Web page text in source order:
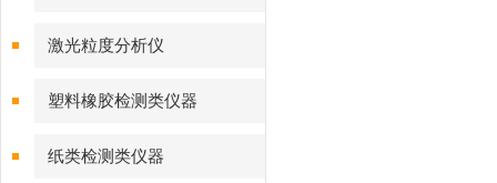
激光粒度分析仪
塑料橡胶检测类仪器
纸类检测类仪器